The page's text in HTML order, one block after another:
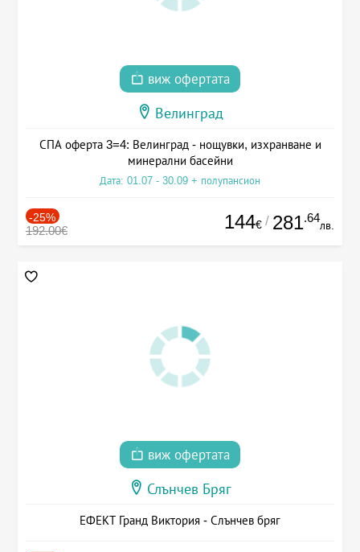
виж офертата
Велинград
СПА оферта 3=4: Велинград - нощувки, изхранване и
минерални басейни
Дата: 01.07 - 30.09 + полупансион
-25%
192.00€ 144€ / 281.64
лв.
виж офертата
Слънчев Бряг
ЕФЕКТ Гранд Виктория - Слънчев бряг